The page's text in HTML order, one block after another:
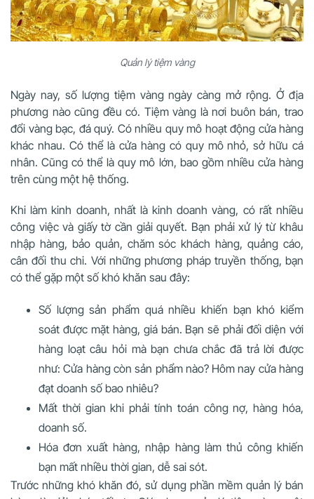
Quản lý tiệm vàng
Ngày nay, số lượng tiệm vàng ngày càng mở rộng. Ở địa
phương nào cũng đều có. Tiệm vàng là nơi buôn bán, trao
đổi vàng bạc, đá quý. Có nhiều quy mô hoạt động cửa hàng
khác nhau. Có thể là cửa hàng có quy mô nhỏ, sở hữu cá
nhân. Cũng có thể là quy mô lớn, bao gồm nhiều cửa hàng
trên cùng một hệ thống.
Khi làm kinh doanh, nhất là kinh doanh vàng, có rất nhiều
công việc và giấy tờ cần giải quyết. Bạn phải xử lý từ khâu
nhập hàng, bảo quản, chăm sóc khách hàng, quảng cáo,
cân đối thu chi. Với những phương pháp truyền thống, bạn
có thể gặp một số khó khăn sau đây:
Số lượng sản phẩm quá nhiều khiến bạn khó kiểm
soát được mặt hàng, giá bán. Bạn sẽ phải đối diện với
hàng loạt câu hỏi mà bạn chưa chắc đã trả lời được
như: Cửa hàng còn sản phẩm nào? Hôm nay cửa hàng
đạt doanh số bao nhiêu?
Mất thời gian khi phải tính toán công nợ, hàng hóa,
doanh số.
Hóa đơn xuất hàng, nhập hàng làm thủ công khiến
bạn mất nhiều thời gian, dễ sai sót.
Trước những khó khăn đó, sử dụng phần mềm quản lý bán